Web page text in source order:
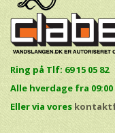
Ring på Tlf: 69 15 05 82
Alle hverdage fra 09:00
Eller via vores